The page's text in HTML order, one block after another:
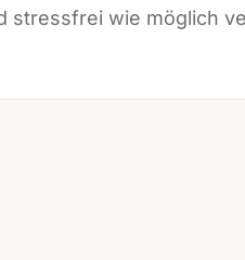
stressfrei wie möglich